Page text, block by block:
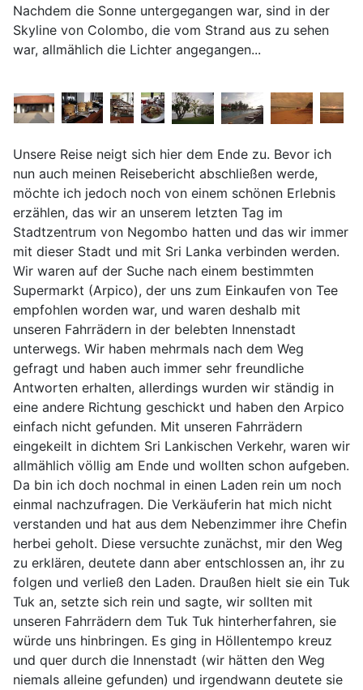
Nachdem die Sonne untergegangen war, sind in der
Skyline von Colombo, die vom Strand aus zu sehen
war, allmählich die Lichter angegangen...
Unsere Reise neigt sich hier dem Ende zu. Bevor ich
nun auch meinen Reisebericht abschließen werde,
möchte ich jedoch noch von einem schönen Erlebnis
erzählen, das wir an unserem letzten Tag im
Stadtzentrum von Negombo hatten und das wir immer
mit dieser Stadt und mit Sri Lanka verbinden werden.
Wir waren auf der Suche nach einem bestimmten
Supermarkt (Arpico), der uns zum Einkaufen von Tee
empfohlen worden war, und waren deshalb mit
unseren Fahrrädern in der belebten Innenstadt
unterwegs. Wir haben mehrmals nach dem Weg
gefragt und haben auch immer sehr freundliche
Antworten erhalten, allerdings wurden wir ständig in
eine andere Richtung geschickt und haben den Arpico
einfach nicht gefunden. Mit unseren Fahrrädern
eingekeilt in dichtem Sri Lankischen Verkehr, waren wir
allmählich völlig am Ende und wollten schon aufgeben.
Da bin ich doch nochmal in einen Laden rein um noch
einmal nachzufragen. Die Verkäuferin hat mich nicht
verstanden und hat aus dem Nebenzimmer ihre Chefin
herbei geholt. Diese versuchte zunächst, mir den Weg
zu erklären, deutete dann aber entschlossen an, ihr zu
folgen und verließ den Laden. Draußen hielt sie ein Tuk
Tuk an, setzte sich rein und sagte, wir sollten mit
unseren Fahrrädern dem Tuk Tuk hinterherfahren, sie
würde uns hinbringen. Es ging in Höllentempo kreuz
und quer durch die Innenstadt (wir hätten den Weg
niemals alleine gefunden) und irgendwann deutete sie